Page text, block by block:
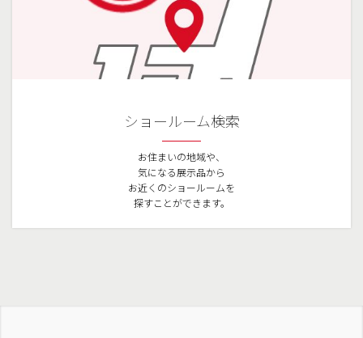
ショールーム検索
お住まいの地域や、
気になる展示品から
お近くのショールームを
探すことができます。